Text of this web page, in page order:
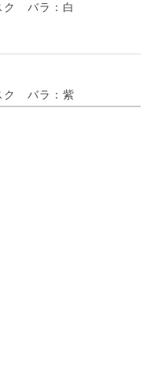
ク バラ：白
ク バラ：紫